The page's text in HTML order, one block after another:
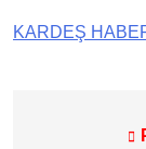
KARDEŞ